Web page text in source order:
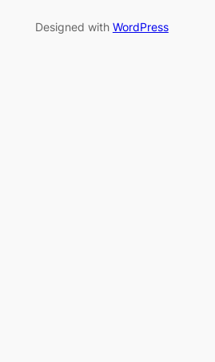
Designed with WordPress